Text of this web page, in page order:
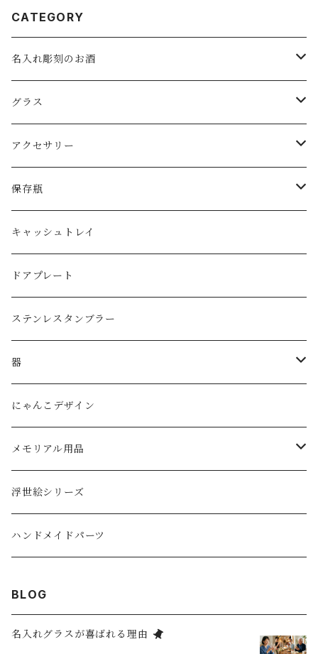
CATEGORY
名入れ彫刻のお酒
スパークリングワイン
ワイン
日本酒
グラス
ロックグラス・オールドグラス
フリーグラス
ジョッキグラス・ビアグラス
子供用グラス
タンブラー
ダブルウォールグラス
アクセサリー
ピアス
ネックレス
保存瓶
１リットル
３リットル
キャッシュトレイ
ドアプレート
ステンレスタンブラー
器
ボウル
にゃんこデザイン
メモリアル用品
ペットの墓石
浮世絵シリーズ
ハンドメイドパーツ
BLOG
名入れグラスが喜ばれる理由